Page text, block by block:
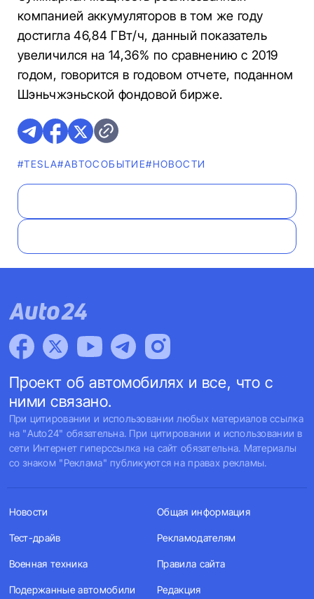
компанией аккумуляторов в том же году
достигла 46,84 ГВт/ч, данный показатель
увеличился на 14,36% по сравнению с 2019
годом, говорится в годовом отчете, поданном
Шэньчжэньской фондовой бирже.
#TESLA#АВТОСОБЫТИЕ#НОВОСТИ
Проект об автомобилях и все, что с
ними связано.
При цитировании и использовании любых материалов ссылка
на "Auto24" обязательна. При цитировании и использовании в
сети Интернет гиперссылка на сайт обязательна. Материалы
со знаком "Реклама" публикуются на правах рекламы.
Новости
Тест-драйв
Военная техника
Подержанные автомобили
Общая информация
Рекламодателям
Правила сайта
Редакция